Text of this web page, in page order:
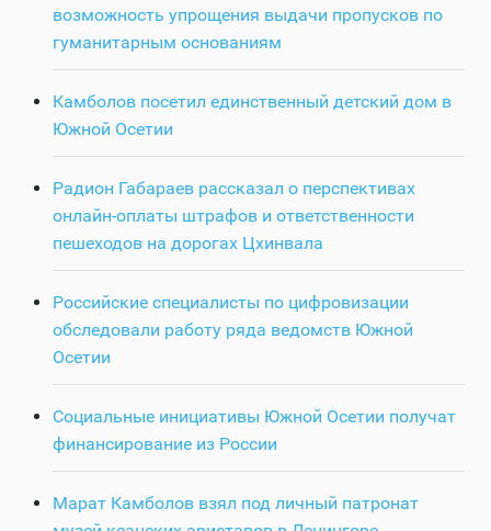
возможность упрощения выдачи пропусков по
гуманитарным основаниям
Камболов посетил единственный детский дом в
Южной Осетии
Радион Габараев рассказал о перспективах
онлайн-оплаты штрафов и ответственности
пешеходов на дорогах Цхинвала
Российские специалисты по цифровизации
обследовали работу ряда ведомств Южной
Осетии
Социальные инициативы Южной Осетии получат
финансирование из России
Марат Камболов взял под личный патронат